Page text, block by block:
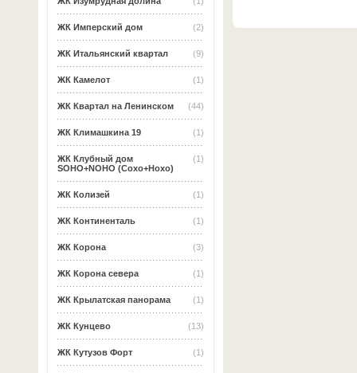
(2)
ЖК Имперский дом
(9)
ЖК Итальянский квартал
(1)
ЖК Камелот
(44)
ЖК Квартал на Ленинском
(1)
ЖК Климашкина 19
(1)
ЖК Клубный дом
SOHO+NOHO (Сохо+Нохо)
(1)
ЖК Колизей
(1)
ЖК Континенталь
(3)
ЖК Корона
(1)
ЖК Корона севера
(1)
ЖК Крылатская панорама
(13)
ЖК Кунцево
(1)
ЖК Кутузов Форт